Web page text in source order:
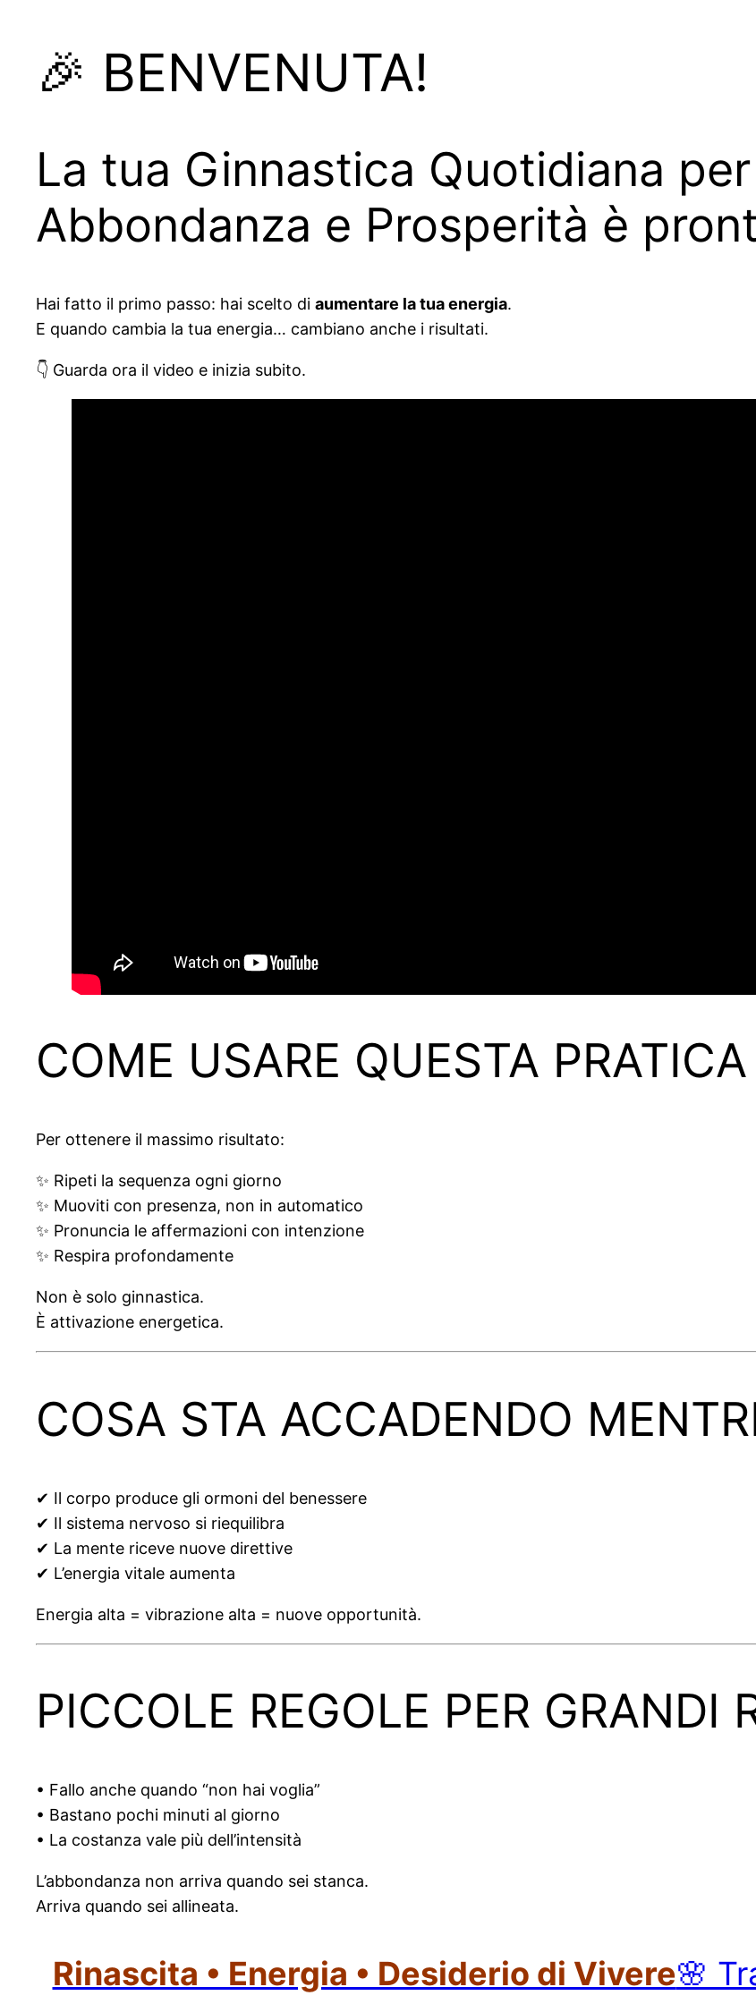
🎉 BENVENUTA!
La tua Ginnastica Quotidiana
Abbondanza e Prosperità è
Hai fatto il primo passo: hai scelto di aumentare la tua energia.
E quando cambia la tua energia… cambiano anche i risultati.
👇 Guarda ora il video e inizia subito.
COME USARE QUESTA PRATICA
Per ottenere il massimo risultato:
✨ Ripeti la sequenza ogni giorno
✨ Muoviti con presenza, non in automatico
✨ Pronuncia le affermazioni con intenzione
✨ Respira profondamente
Non è solo ginnastica.
È attivazione energetica.
COSA STA ACCADENDO
✔ Il corpo produce gli ormoni del benessere
✔ Il sistema nervoso si riequilibra
✔ La mente riceve nuove direttive
✔ L’energia vitale aumenta
Energia alta = vibrazione alta = nuove opportunità.
PICCOLE REGOLE PER GRANDI
• Fallo anche quando “non hai voglia”
• Bastano pochi minuti al giorno
• La costanza vale più dell’intensità
L’abbondanza non arriva quando sei stanca.
Arriva quando sei allineata.
Rinascita • Energia • Desiderio di Vivere🌸